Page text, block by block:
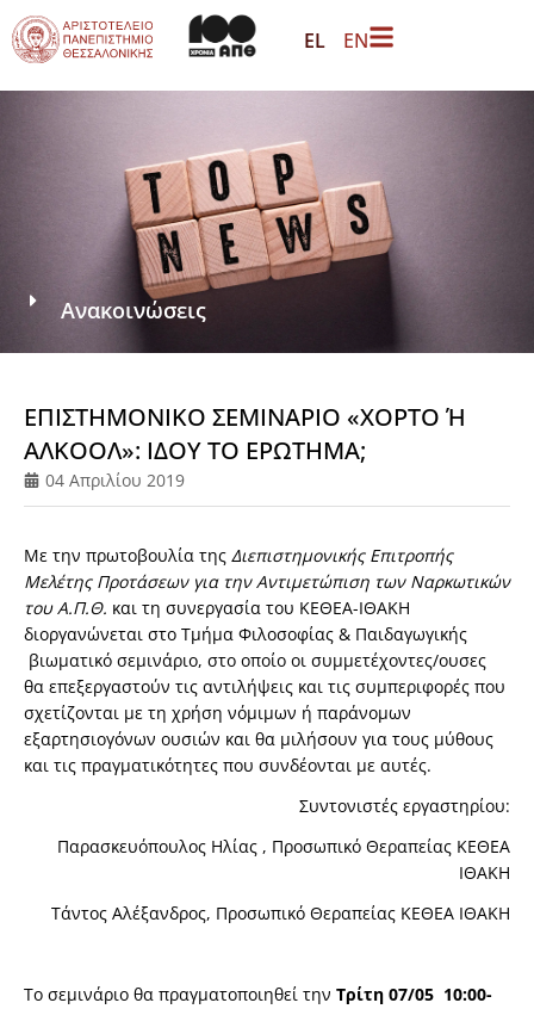
EL EN
Ανακοινώσεις
ΕΠΙΣΤΗΜΟΝΙΚΟ ΣΕΜΙΝΑΡΙΟ «ΧΟΡΤΟ Ή
ΑΛΚΟΟΛ»: ΙΔΟΥ ΤΟ ΕΡΩΤΗΜΑ;
04 Απριλίου 2019
Με την πρωτοβουλία της Διεπιστημονικής Επιτροπής
Μελέτης Προτάσεων για την Αντιμετώπιση των Ναρκωτικών
του Α.Π.Θ. και τη συνεργασία του ΚΕΘΕΑ-ΙΘΑΚΗ
διοργανώνεται στο Τμήμα Φιλοσοφίας & Παιδαγωγικής
βιωματικό σεμινάριο, στο οποίο οι συμμετέχοντες/ουσες
θα επεξεργαστούν τις αντιλήψεις και τις συμπεριφορές που
σχετίζονται με τη χρήση νόμιμων ή παράνομων
εξαρτησιογόνων ουσιών και θα μιλήσουν για τους μύθους
και τις πραγματικότητες που συνδέονται με αυτές.
Συντονιστές εργαστηρίου:
Παρασκευόπουλος Ηλίας , Προσωπικό Θεραπείας ΚΕΘΕΑ
ΙΘΑΚΗ
Τάντος Αλέξανδρος, Προσωπικό Θεραπείας ΚΕΘΕΑ ΙΘΑΚΗ
Το σεμινάριο θα πραγματοποιηθεί την Τρίτη 07/05 10:00-